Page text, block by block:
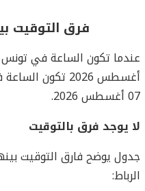
فرق التوقيت
عندما تكون الساعة في تونس
أغسطس 2026 تكون الساعة في المغرب
07 أغسطس 2026.
لا يوجد فرق بالتوقيت
جدول يوضح فارق التوقيت
الرباط: